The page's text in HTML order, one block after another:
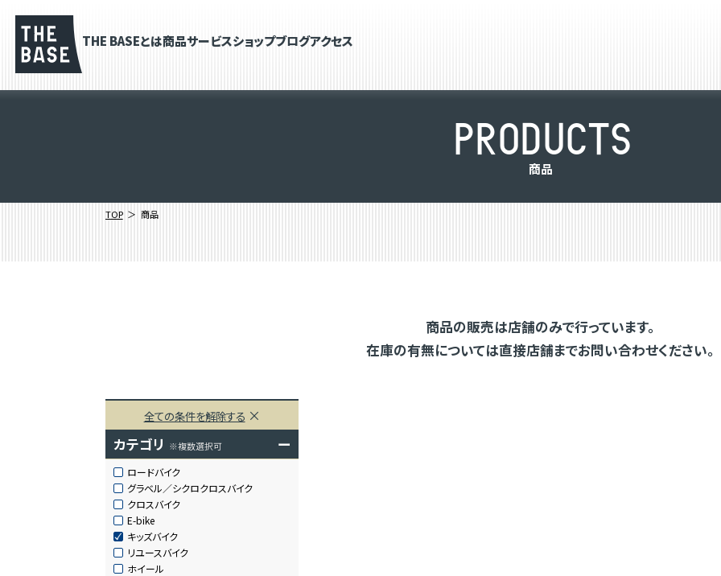
THE BASEとは商品サービスショップブログアクセス
PRODUCTS
商品
TOP 商品
商品の販売は店舗のみで行っています。
在庫の有無については直接店舗までお問い合わせください。
全ての条件を解除する
カテゴリ ※複数選択可 ー
ロードバイク
グラベル／シクロクロスバイク
クロスバイク
E-bike
キッズバイク
リユースバイク
ホイール